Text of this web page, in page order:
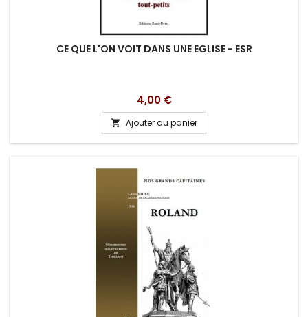
CE QUE L'ON VOIT DANS UNE EGLISE - ESR
Prix
4,00 €
 Ajouter au panier